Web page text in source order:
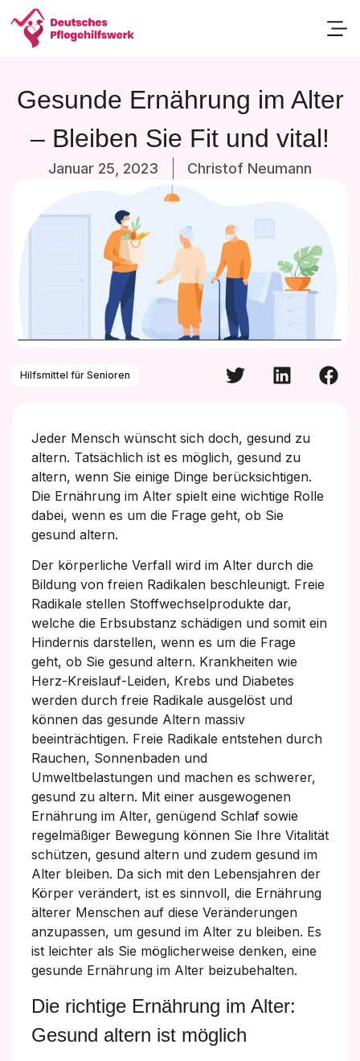
Gesunde Ernährung im Alter
– Bleiben Sie Fit und vital!
Januar 25, 2023 Christof Neumann
Hilfsmittel für Senioren
Jeder Mensch wünscht sich doch, gesund zu
altern. Tatsächlich ist es möglich, gesund zu
altern, wenn Sie einige Dinge berücksichtigen.
Die Ernährung im Alter spielt eine wichtige Rolle
dabei, wenn es um die Frage geht, ob Sie
gesund altern.
Der körperliche Verfall wird im Alter durch die
Bildung von freien Radikalen beschleunigt. Freie
Radikale stellen Stoffwechselprodukte dar,
welche die Erbsubstanz schädigen und somit ein
Hindernis darstellen, wenn es um die Frage
geht, ob Sie gesund altern. Krankheiten wie
Herz-Kreislauf-Leiden, Krebs und Diabetes
werden durch freie Radikale ausgelöst und
können das gesunde Altern massiv
beeinträchtigen. Freie Radikale entstehen durch
Rauchen, Sonnenbaden und
Umweltbelastungen und machen es schwerer,
gesund zu altern. Mit einer ausgewogenen
Ernährung im Alter, genügend Schlaf sowie
regelmäßiger Bewegung können Sie Ihre Vitalität
schützen, gesund altern und zudem gesund im
Alter bleiben. Da sich mit den Lebensjahren der
Körper verändert, ist es sinnvoll, die Ernährung
älterer Menschen auf diese Veränderungen
anzupassen, um gesund im Alter zu bleiben. Es
ist leichter als Sie möglicherweise denken, eine
gesunde Ernährung im Alter beizubehalten.
Die richtige Ernährung im Alter:
Gesund altern ist möglich